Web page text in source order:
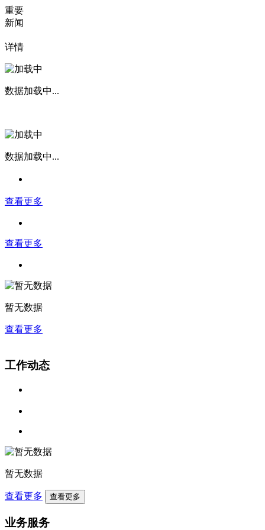
重要
新闻
详情
数据加载中...
数据加载中...
查看更多
查看更多
暂无数据
查看更多
工作动态
暂无数据
查看更多 查看更多
业务服务